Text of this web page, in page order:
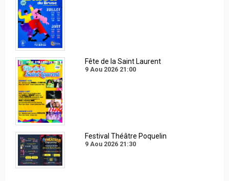
Fête de la Saint Laurent
9 Aou 2026 21:00
Festival Théâtre Poquelin
9 Aou 2026 21:30